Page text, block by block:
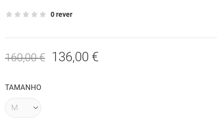
0 rever
160,00 € 136,00 €
TAMANHO